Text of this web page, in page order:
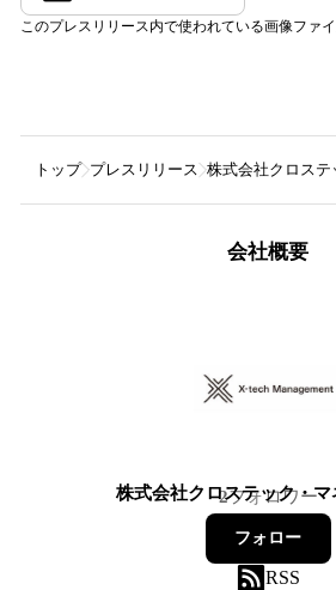
このプレスリリース内で使われている画像ファ
トップ プレスリリース 株式会社クロステ
会社概要
株式会社クロステック・マ
2フォロワー
フォロー
RSS